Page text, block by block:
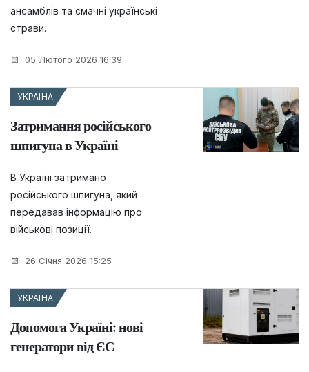
ансамблів та смачні українські
страви.
05 Лютого 2026 16:39
УКРАЇНА
Затримання російського
шпигуна в Україні
В Україні затримано
російського шпигуна, який
передавав інформацію про
військові позиції.
26 Січня 2026 15:25
УКРАЇНА
Допомога Україні: нові
генератори від ЄС